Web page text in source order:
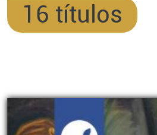
16 títulos